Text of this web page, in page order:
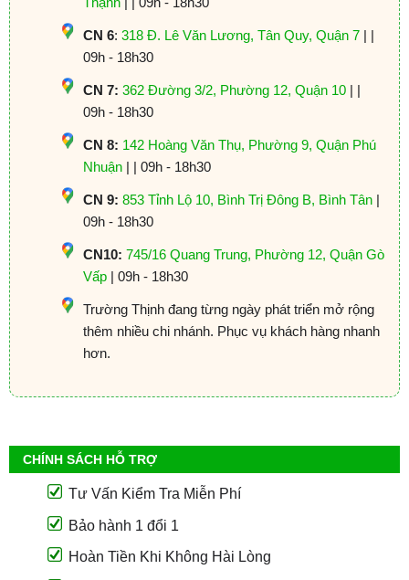
CN 6: 318 Đ. Lê Văn Lương, Tân Quy, Quận 7| |
09h - 18h30
CN 7: 362 Đường 3/2, Phường 12, Quận 10| |
09h - 18h30
CN 8: 142 Hoàng Văn Thụ, Phường 9, Quận Phú
Nhuận| | 09h - 18h30
CN 9: 853 Tỉnh Lộ 10, Bình Trị Đông B, Bình Tân|
09h - 18h30
CN10: 745/16 Quang Trung, Phường 12, Quận Gò
Vấp| 09h - 18h30
Trường Thịnh đang từng ngày phát triển mở rộng
thêm nhiều chi nhánh. Phục vụ khách hàng nhanh
hơn.
CHÍNH SÁCH HỖ TRỢ
Tư Vấn Kiểm Tra Miễn Phí
Bảo hành 1 đổi 1
Hoàn Tiền Khi Không Hài Lòng